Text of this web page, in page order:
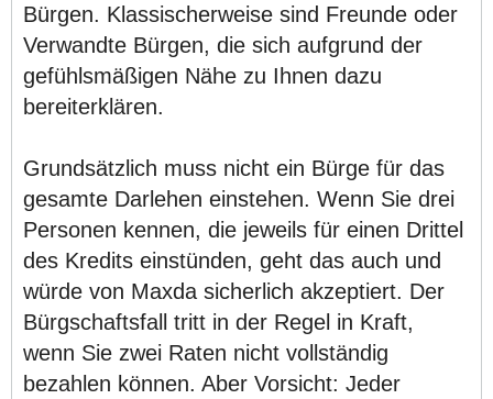
Bürgen. Klassischerweise sind Freunde oder
Verwandte Bürgen, die sich aufgrund der
gefühlsmäßigen Nähe zu Ihnen dazu
bereiterklären.
Grundsätzlich muss nicht ein Bürge für das
gesamte Darlehen einstehen. Wenn Sie drei
Personen kennen, die jeweils für einen Drittel
des Kredits einstünden, geht das auch und
würde von Maxda sicherlich akzeptiert. Der
Bürgschaftsfall tritt in der Regel in Kraft,
wenn Sie zwei Raten nicht vollständig
bezahlen können. Aber Vorsicht: Jeder